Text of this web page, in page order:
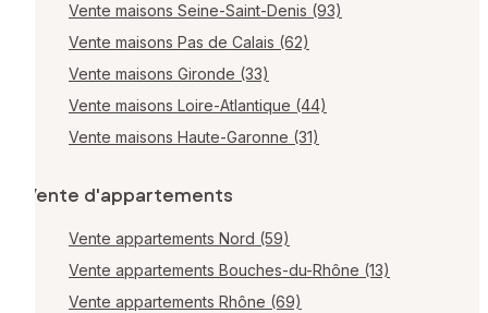
Vente maisons Seine-Saint-Denis (93)
Vente maisons Pas de Calais (62)
Vente maisons Gironde (33)
Vente maisons Loire-Atlantique (44)
Vente maisons Haute-Garonne (31)
Vente d'appartements
Vente appartements Nord (59)
Vente appartements Bouches-du-Rhône (13)
Vente appartements Rhône (69)